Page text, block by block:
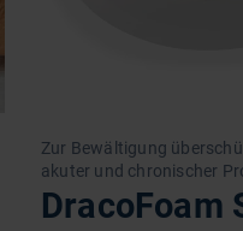
Zur Bewältigung
akuter und chronischer
DracoFoam